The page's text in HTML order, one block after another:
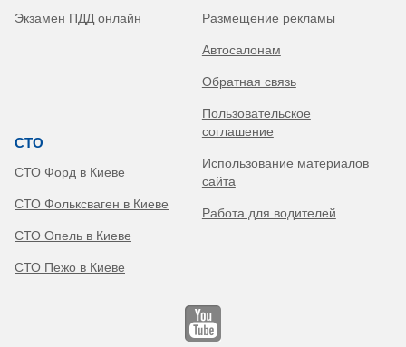
Экзамен ПДД онлайн
СТО
СТО Форд в Киеве
СТО Фольксваген в Киеве
СТО Опель в Киеве
СТО Пежо в Киеве
Размещение рекламы
Автосалонам
Обратная связь
Пользовательское
соглашение
Использование материалов
сайта
Работа для водителей